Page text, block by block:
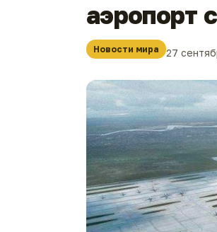
аэропорт
Новости мира 27